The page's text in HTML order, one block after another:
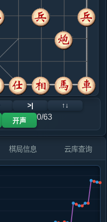
车四退一
炮五进一
>| ↑↓
开声 0/63
棋局信息 云库查询